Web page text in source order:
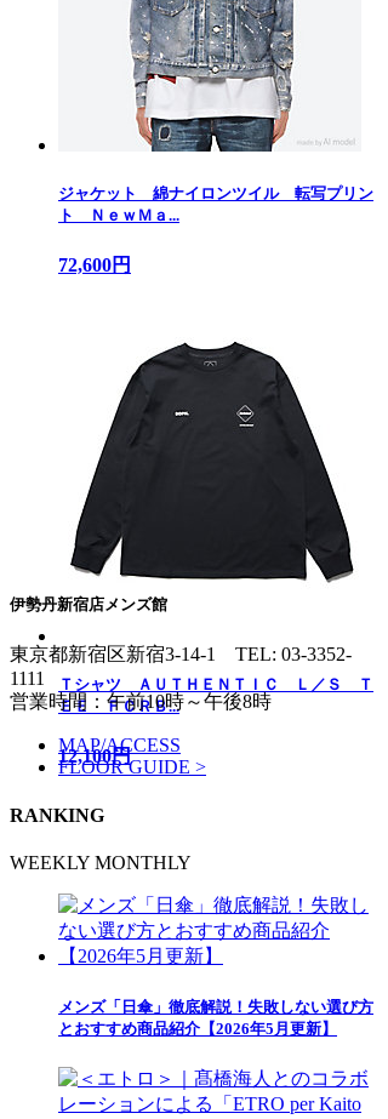
ジャケット 綿ナイロンツイル 転写プリン
ト ＮｅｗＭａ...
72,600円
Ｔシャツ ＡＵＴＨＥＮＴＩＣ Ｌ／Ｓ Ｔ
ＥＥ ＦＣＲＢ...
12,100円
伊勢丹新宿店メンズ館
東京都新宿区新宿3-14-1 TEL: 03-3352-
1111
営業時間：午前10時～午後8時
MAP/ACCESS
FLOOR GUIDE >
RANKING
WEEKLY MONTHLY
メンズ「日傘」徹底解説！失敗しない選び方
とおすすめ商品紹介【2026年5月更新】